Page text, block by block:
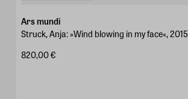
Ars mundi
Struck, Anja: »Wind blowing in my face«, 2015
820,00 €